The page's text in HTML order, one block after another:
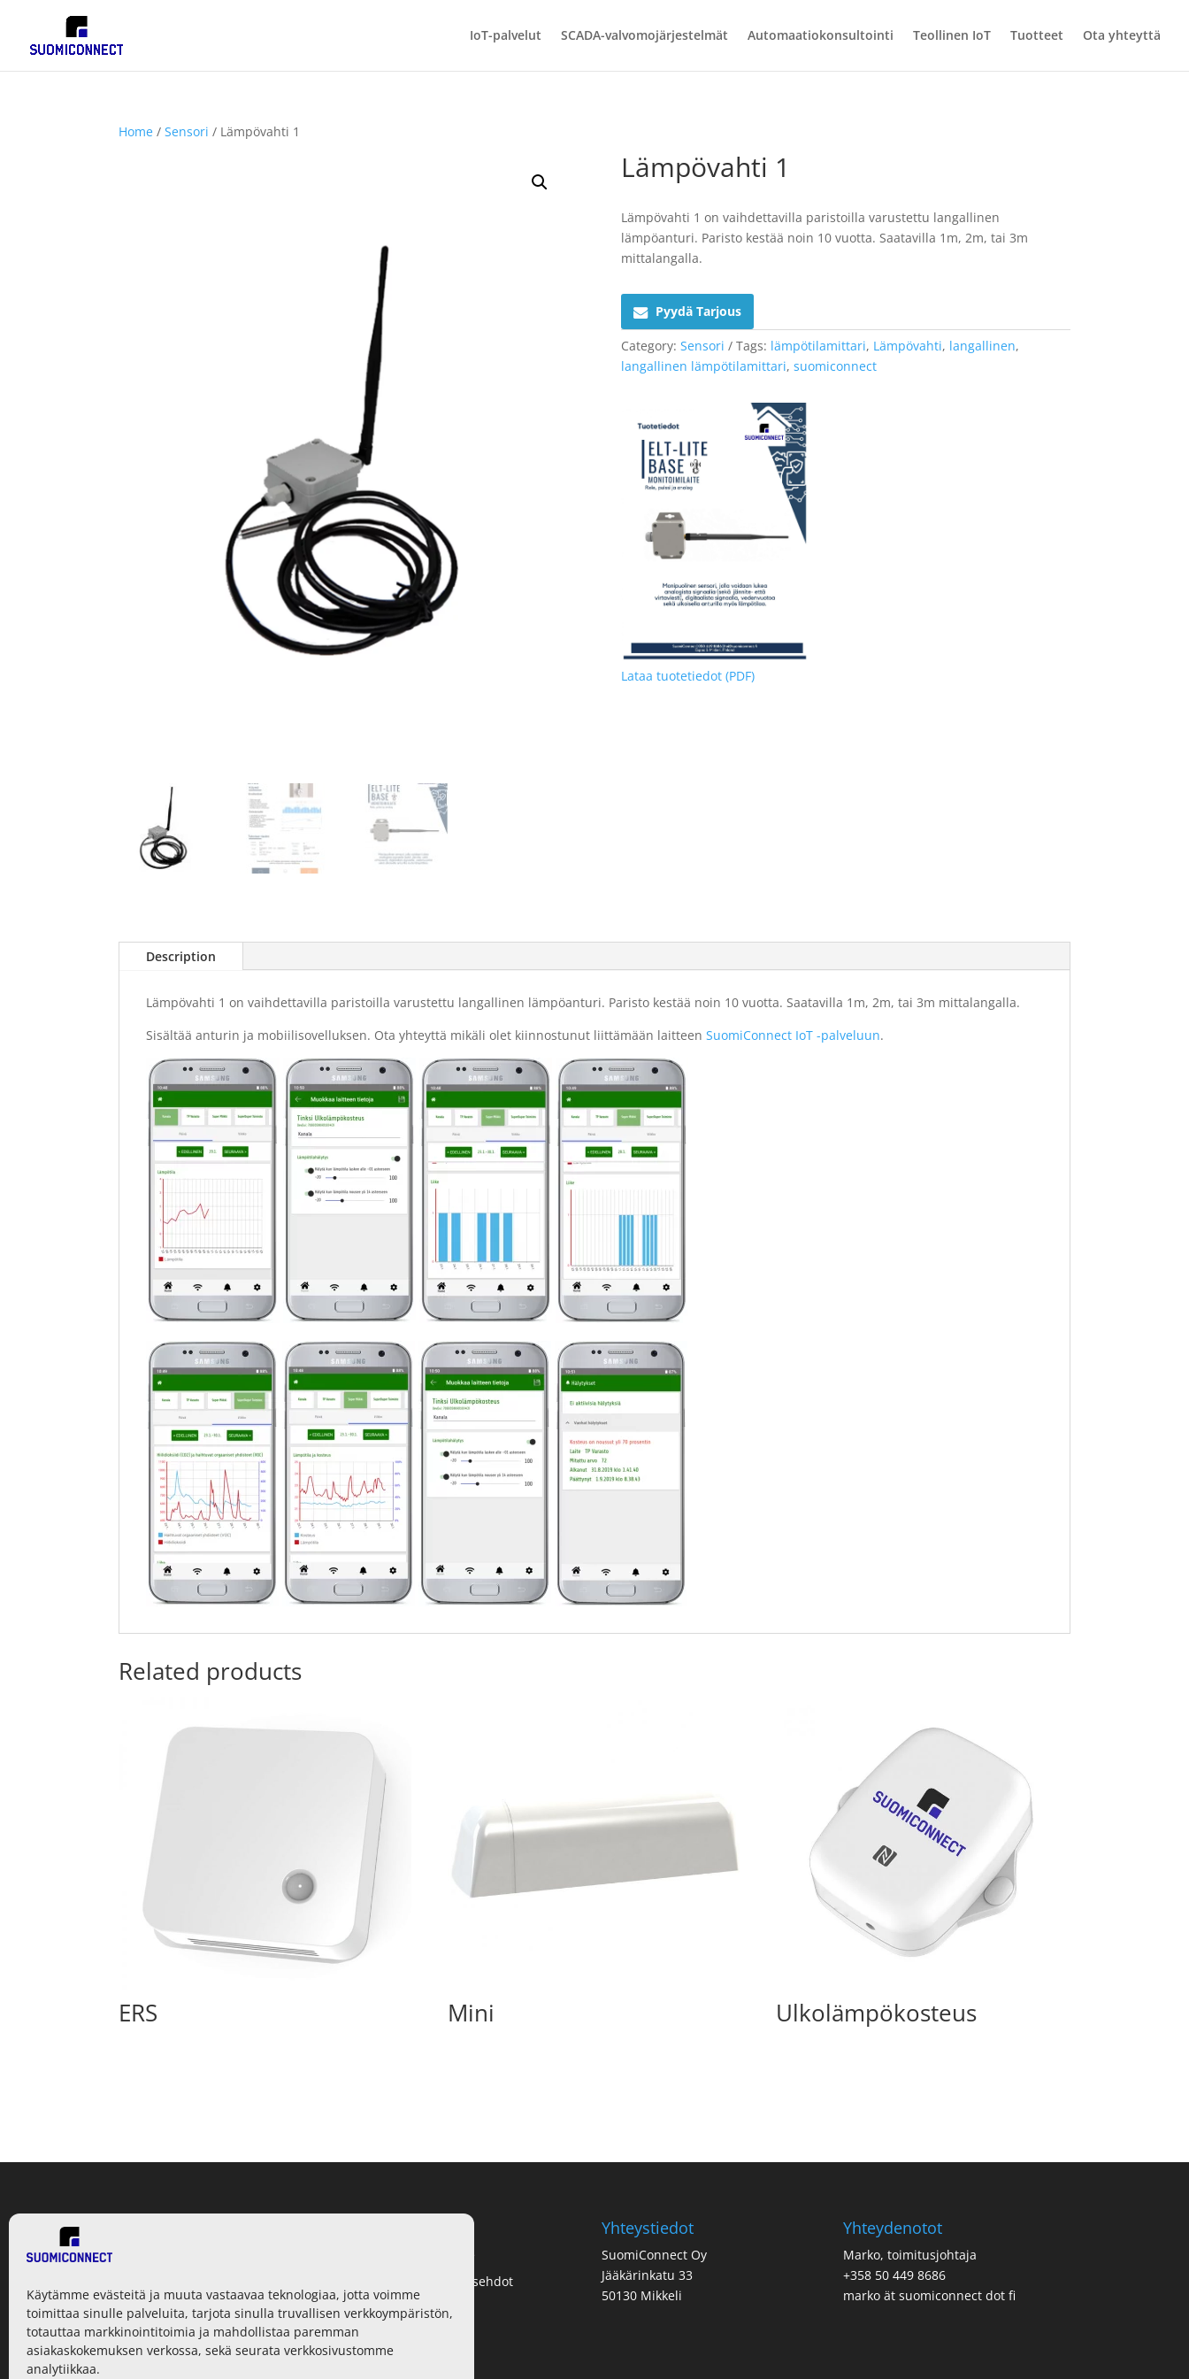
Käytämme evästeitä ja muuta vastaavaa teknologiaa, jotta voimme
toimittaa sinulle palveluita, tarjota sinulla truvallisen verkkoympäristön,
totauttaa markkinointitoimia ja mahdollistaa paremman
asiakaskokemuksen verkossa, sekä seurata verkkosivustomme
analytiikkaa.
IoT-palvelut SCADA-valvomojärjestelmät Automaatiokonsultointi Teollinen IoT Tuotteet Ota yhteyttä
Home /Sensori / Lämpövahti 1
Lämpövahti 1
Lämpövahti 1 on vaihdettavilla paristoilla varustettu langallinen
lämpöanturi. Paristo kestää noin 10 vuotta. Saatavilla 1m, 2m, tai 3m
mittalangalla.
Pyydä Tarjous
Category: Sensori Tags: lämpötilamittari, Lämpövahti, langallinen,
langallinen lämpötilamittari, suomiconnect
Lataa tuotetiedot (PDF)
Description
Lämpövahti 1 on vaihdettavilla paristoilla varustettu langallinen lämpöanturi. Paristo kestää noin 10 vuotta. Saatavilla 1m, 2m, tai 3m mittalangalla.
Sisältää anturin ja mobiilisovelluksen. Ota yhteyttä mikäli olet kiinnostunut liittämään laitteenSuomiConnect IoT -palveluun.
Related products
ERS Mini Ulkolämpökosteus
Tietosuojaseloste
Tilaus- ja toimitusehdot
Maksutavat
Yhteystiedot
SuomiConnect Oy
Jääkärinkatu 33
50130 Mikkeli
Yhteydenotot
Marko, toimitusjohtaja
+358 50 449 8686
marko ät suomiconnect dot fi